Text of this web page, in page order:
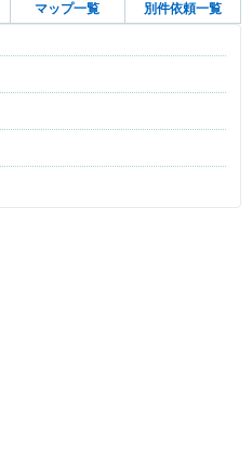
マップ一覧 別件依頼一覧